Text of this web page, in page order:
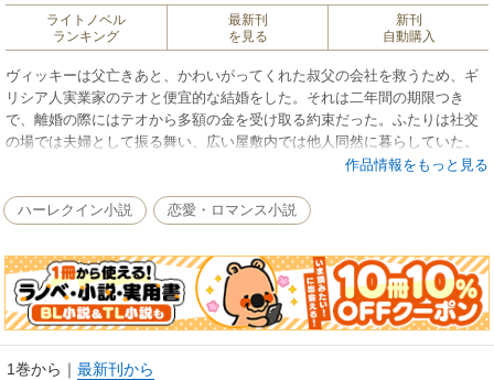
ライトノベル
ランキング
最新刊
を見る
新刊
自動購入
ヴィッキーは父亡きあと、かわいがってくれた叔父の会社を救うため、ギ
リシア人実業家のテオと便宜的な結婚をした。それは二年間の期限つき
で、離婚の際にはテオから多額の金を受け取る約束だった。ふたりは社交
の場では夫婦として振る舞い、広い屋敷内では他人同然に暮らしていた。
ところがある夜、テオの妖しい目の輝きにからめとられ、ヴィッキーは彼
とが、彼の怒りを買った。そしてすべてが、取り決めから外れて動き始め
る――。★ラテンの男のすさまじい怒りに立ち向かおうとする無垢なヒロ
の新作をお届けします。緊迫感あふれる世界が目の前に広がります。★
作品情報をもっと見る
ハーレクイン小説 恋愛・ロマンス小説
1巻から ｜ 最新刊から